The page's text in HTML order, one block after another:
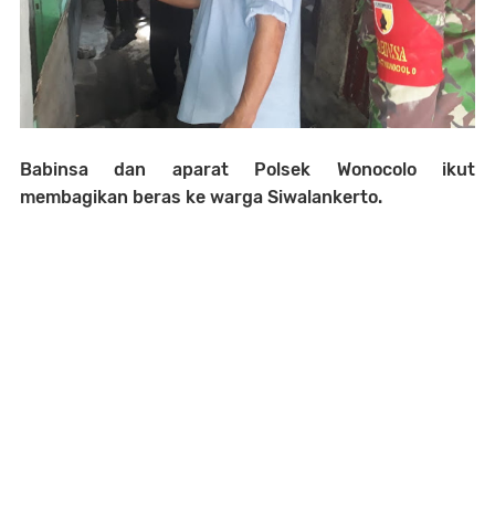
Babinsa dan aparat Polsek Wonocolo ikut
membagikan beras ke warga Siwalankerto.